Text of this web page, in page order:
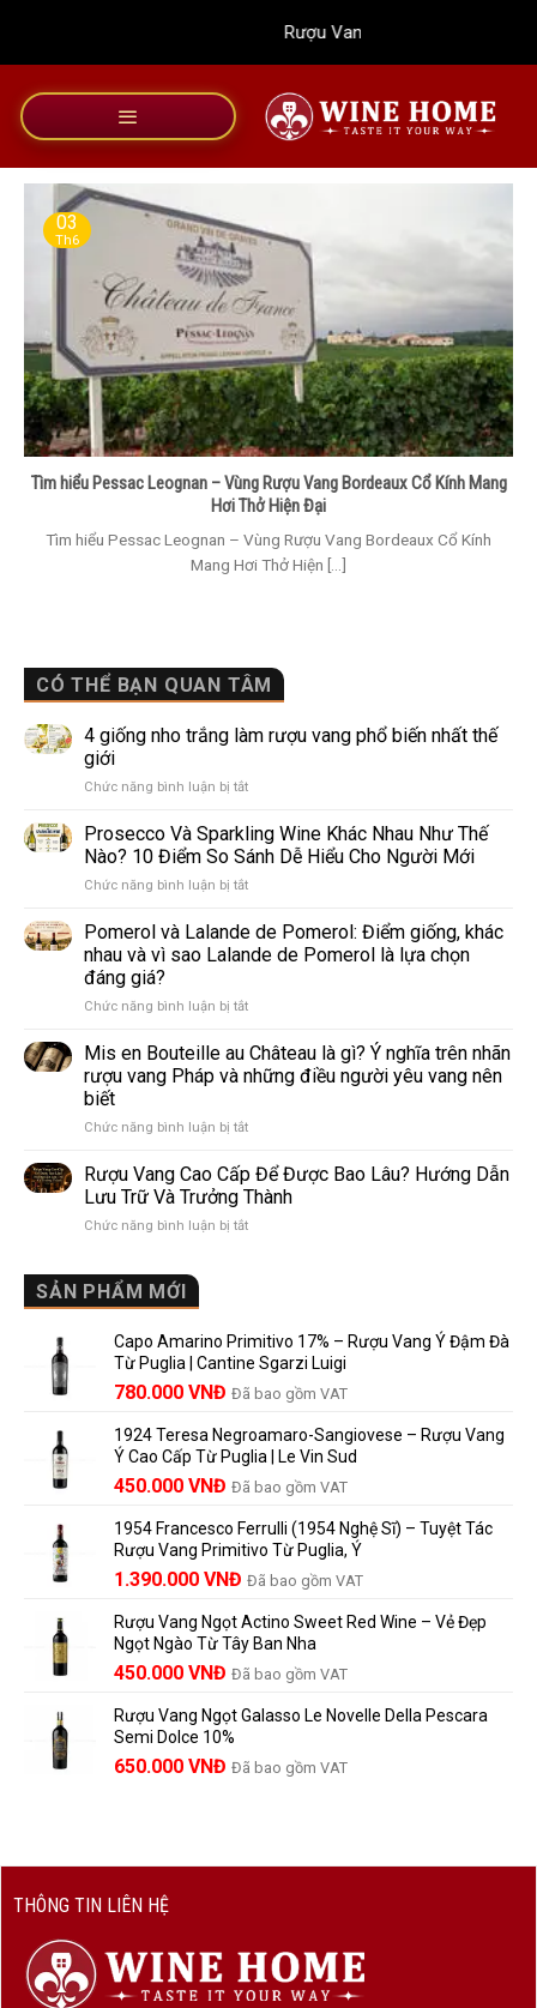
dung
Rượu Vang Wine Home
CÓ THỂ BẠN QUAN TÂM
4 giống nho trắng làm rượu vang phổ biến nhất thế
giới
Chức năng bình luận bị tắtở
giống
nho
trắng
làm
vang
phổ
thế
Prosecco Và Sparkling Wine Khác Nhau Như Thế
Nào? 10 Điểm So Sánh Dễ Hiểu Cho Người Mới
Chức năng bình luận bị tắtở
Sparkling
Wine
Nhau
Thế
Nào?
10
So
Dễ
Hiểu
Người
Pomerol và Lalande de Pomerol: Điểm giống, khác
nhau và vì sao Lalande de Pomerol là lựa chọn
đáng giá?
Chức năng bình luận bị tắtở
và
Lalande
de
Điểm
khác
nhau
và
vì
lựa
chọn
đáng
Mis en Bouteille au Château là gì? Ý nghĩa trên nhãn
rượu vang Pháp và những điều người yêu vang nên
biết
Chức năng bình luận bị tắtở
en
Bouteille
au
Château
nhãn
rượu
vang
và
những
người
vang
nên
biết
Rượu Vang Cao Cấp Để Được Bao Lâu? Hướng Dẫn
Lưu Trữ Và Trưởng Thành
Chức năng bình luận bị tắtở
Được
Bao
Lâu?
Hướng
Lưu
Trữ
Và
Thành
SẢN PHẨM MỚI
Capo Amarino Primitivo 17% – Rượu Vang Ý Đậm Đà
Từ Puglia | Cantine Sgarzi Luigi
Giá
là:
858.000 VNĐ.
780.000 VNĐ Giá
tại
là:
780.000 VNĐ.
Đã bao gồm VAT
1924 Teresa Negroamaro-Sangiovese – Rượu Vang
Ý Cao Cấp Từ Puglia | Le Vin Sud
Giá
là:
495.000 VNĐ.
450.000 VNĐ Giá
tại
là:
450.000 VNĐ.
Đã bao gồm VAT
1954 Francesco Ferrulli (1954 Nghệ Sĩ) – Tuyệt Tác
Rượu Vang Primitivo Từ Puglia, Ý
Giá
là:
1.529.000 VNĐ.
1.390.000 VNĐ Giá
tại
là:
1.390.000 VNĐ.
Đã bao gồm VAT
Rượu Vang Ngọt Actino Sweet Red Wine – Vẻ Đẹp
Ngọt Ngào Từ Tây Ban Nha
450.000 VNĐ Đã bao gồm VAT
Rượu Vang Ngọt Galasso Le Novelle Della Pescara
Semi Dolce 10%
650.000 VNĐ Đã bao gồm VAT
Tìm hiểu Pessac Leognan – Vùng Rượu Vang Bordeaux Cổ Kính Mang
Hơi Thở Hiện Đại
Tìm hiểu Pessac Leognan – Vùng Rượu Vang Bordeaux Cổ Kính
Mang Hơi Thở Hiện [...]
03
Th6
THÔNG TIN LIÊN HỆ